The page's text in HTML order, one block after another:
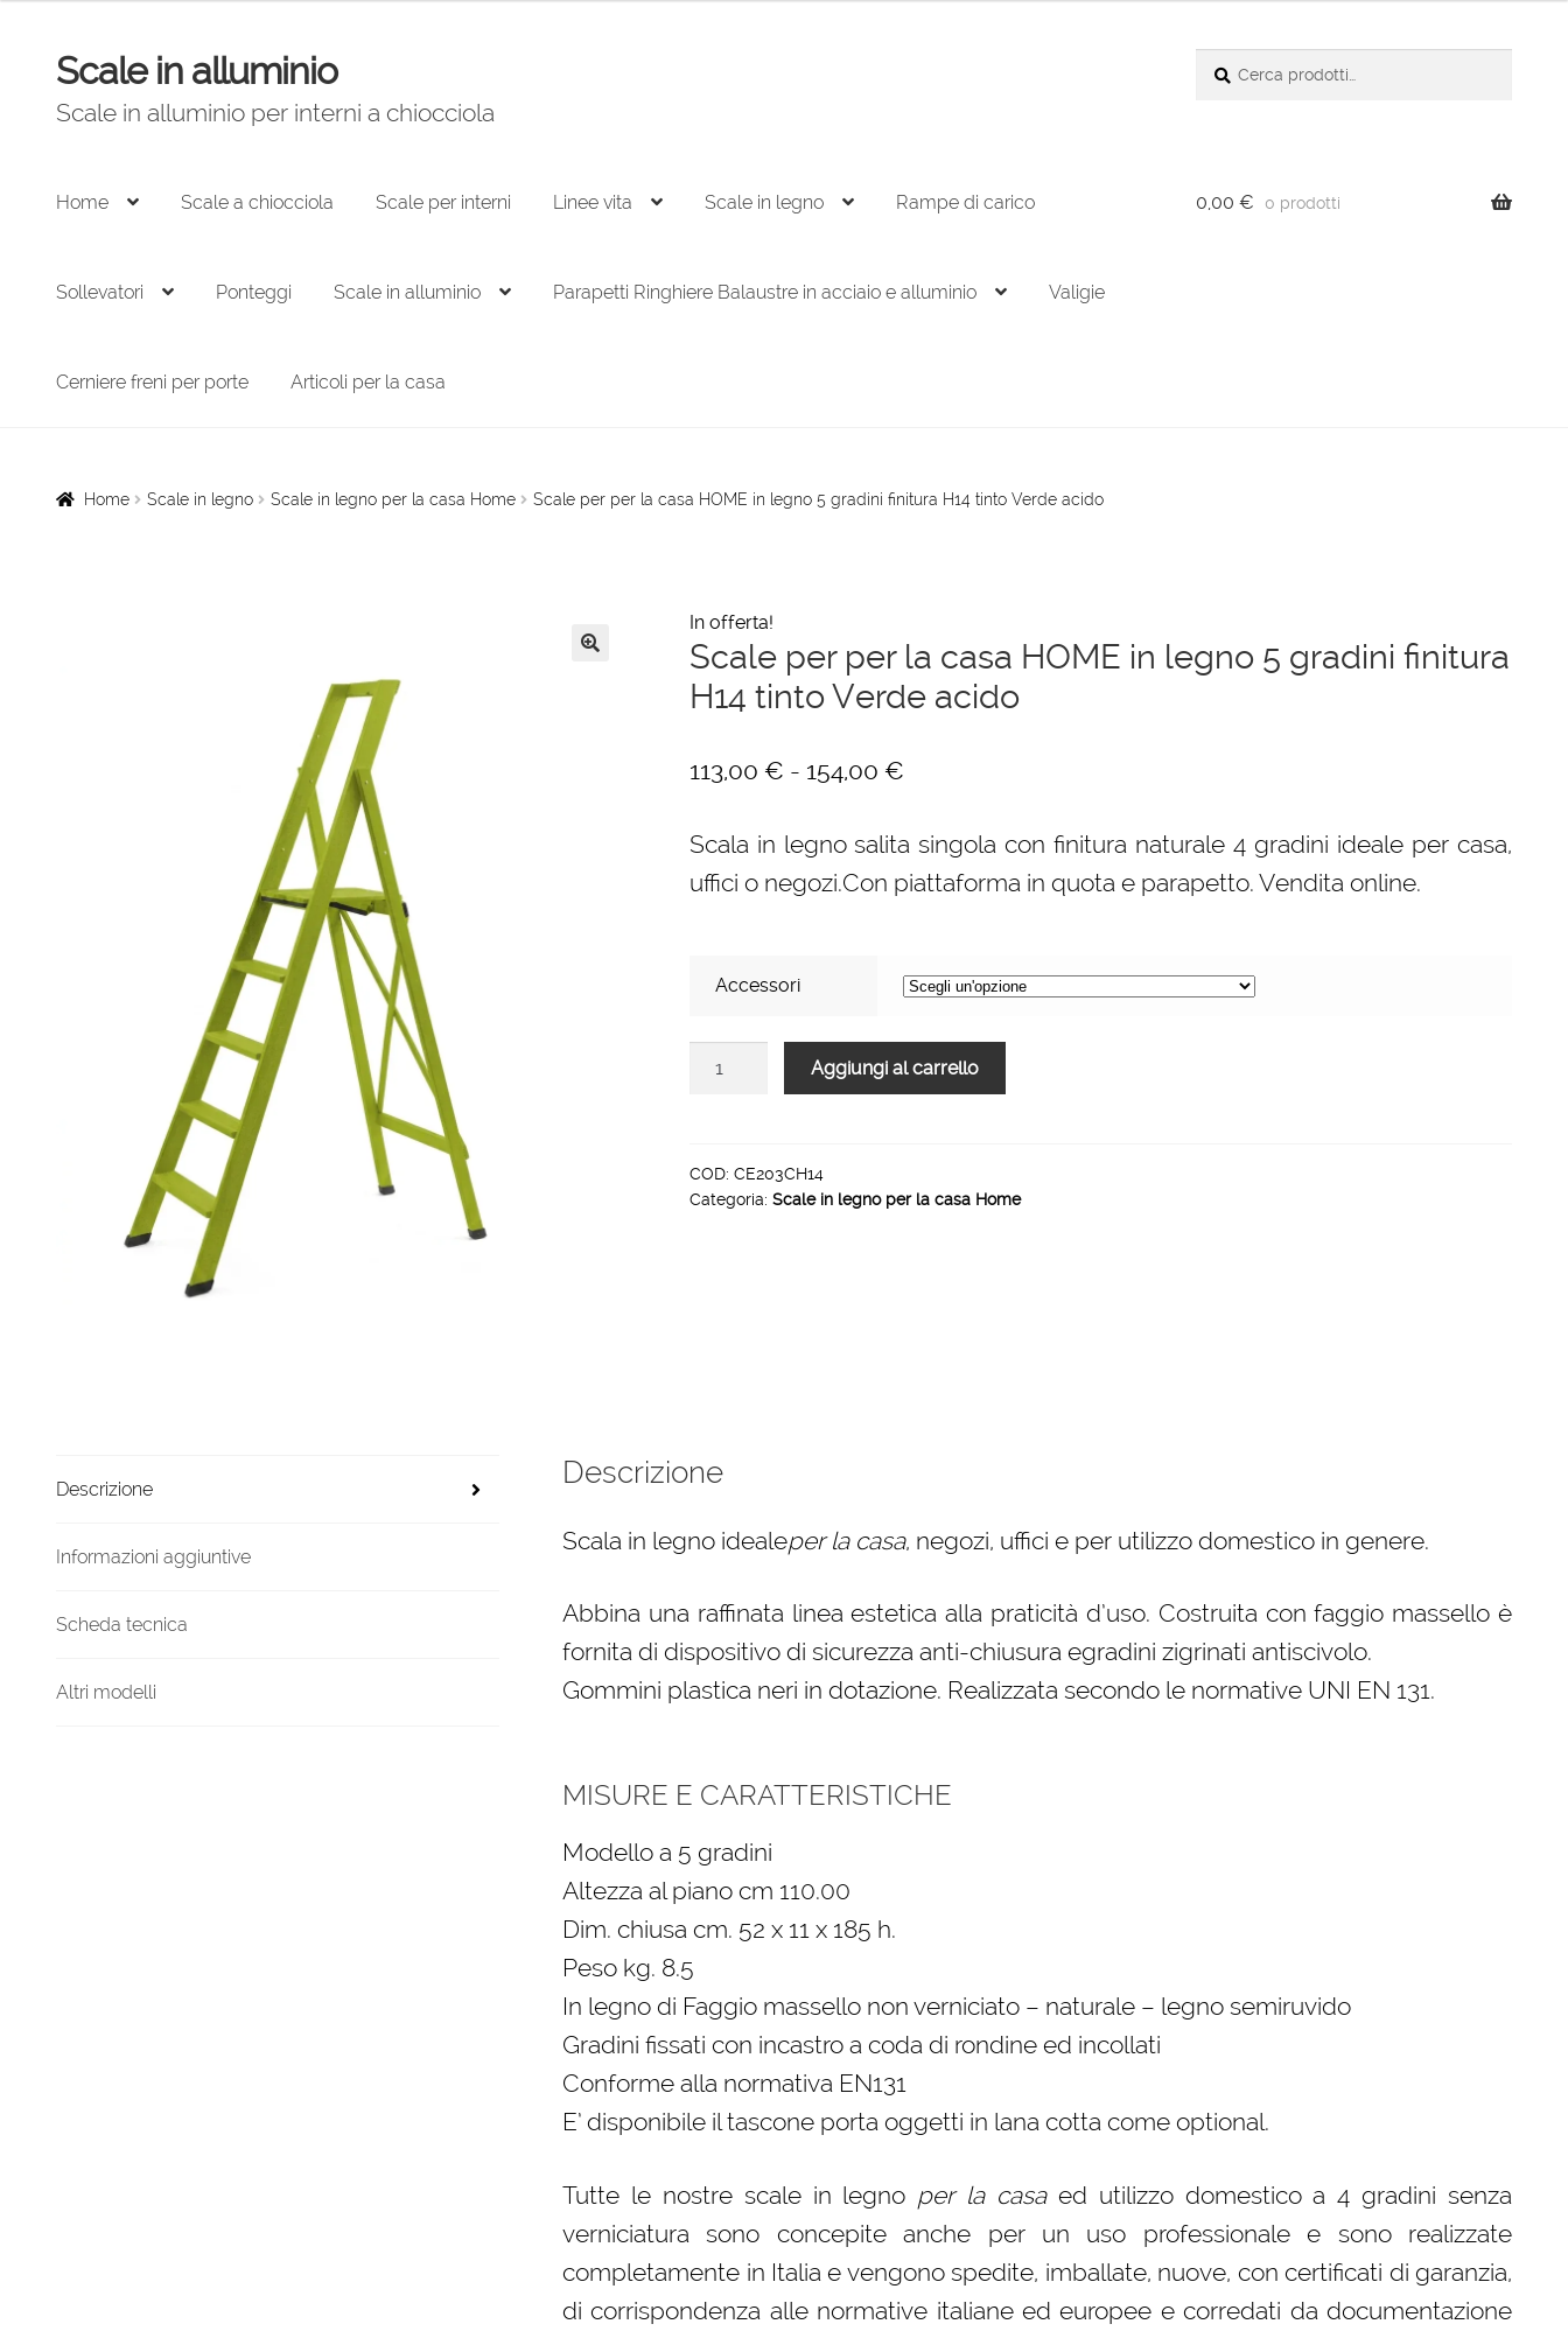
Vai
alla
navigazione
Vai
al
contenuto
Scale in alluminio
Scale in alluminio per interni a chiocciola
Home Scale a chiocciola Scale per interni Linee vita Scale in legno Rampe di carico
Sollevatori Ponteggi Scale in alluminio Parapetti Ringhiere Balaustre in acciaio e alluminio Valigie
Cerniere freni per porte Articoli per la casa
0,00 € 0 prodotti
Home Scale in legno Scale in legno per la casa Home Scale per per la casa HOME in legno 5 gradini finitura H14 tinto Verde acido
In offerta!
Scale per per la casa HOME in legno 5 gradini finitura
H14 tinto Verde acido
113,00 € - 154,00 €Fascia
prezzo:
da
154,00 €
Scala in legno salita singola con finitura naturale 4 gradini ideale per casa,
uffici o negozi.Con piattaforma in quota e parapetto. Vendita online.
Accessori
casa
HOME
acido
Aggiungi al carrello
COD: CE203CH14
Categoria: Scale in legno per la casa Home
Descrizione
Informazioni aggiuntive
Scheda tecnica
Altri modelli
Descrizione
Scala in legno idealeper la casa, negozi, uffici e per utilizzo domestico in genere.
Abbina una raffinata linea estetica alla praticità d’uso. Costruita con faggio massello è
fornita di dispositivo di sicurezza anti-chiusura egradini zigrinati antiscivolo.
Gommini plastica neri in dotazione. Realizzata secondo le normative UNI EN 131.
MISURE E CARATTERISTICHE
Modello a 5 gradini
Altezza al piano cm 110.00
Dim. chiusa cm. 52 x 11 x 185 h.
Peso kg. 8.5
In legno di Faggio massello non verniciato – naturale – legno semiruvido
Gradini fissati con incastro a coda di rondine ed incollati
Conforme alla normativa EN131
E’ disponibile il tascone porta oggetti in lana cotta come optional.
Tutte le nostre scale in legno per la casaed utilizzo domestico a 4 gradini senza
verniciatura sono concepite anche per un uso professionale e sono realizzate
completamente in Italia e vengono spedite, imballate, nuove, con certificati di garanzia,
di corrispondenza alle normative italiane ed europee e corredati da documentazione
113,00 €
a
154,00 €